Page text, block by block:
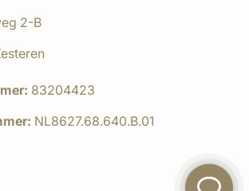
2-B
83204423
NL8627.68.640.B.01